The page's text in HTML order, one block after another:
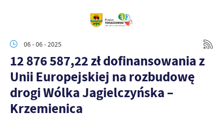
06 - 06 - 2025
12 876 587,22 zł dofinansowania z
Unii Europejskiej na rozbudowę
drogi Wólka Jagielczyńska –
Krzemienica